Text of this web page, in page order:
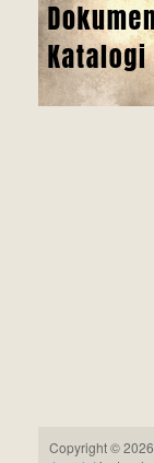
Copyright ©